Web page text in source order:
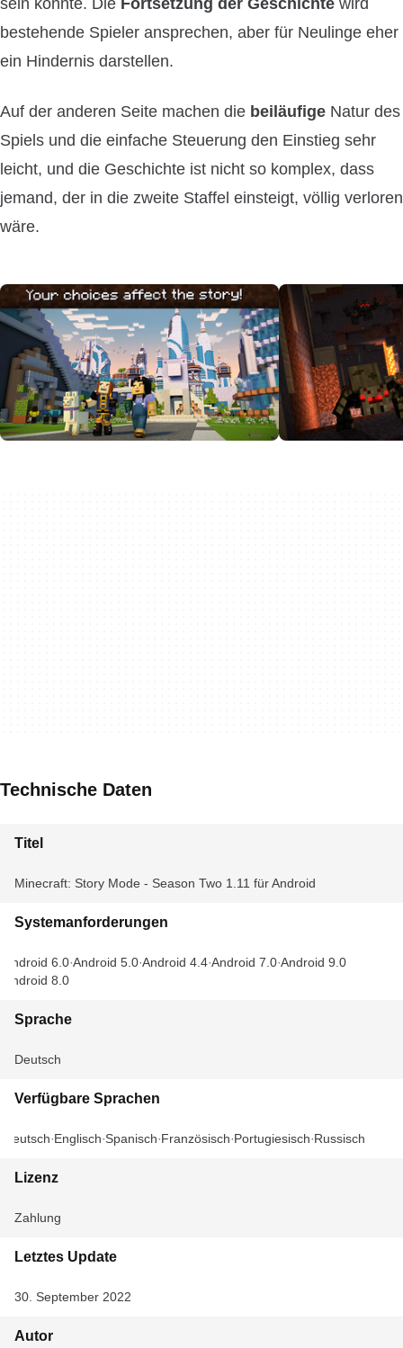
sein könnte. Die Fortsetzung der Geschichte wird
bestehende Spieler ansprechen, aber für Neulinge eher
ein Hindernis darstellen.
Auf der anderen Seite machen die beiläufige Natur des
Spiels und die einfache Steuerung den Einstieg sehr
leicht, und die Geschichte ist nicht so komplex, dass
jemand, der in die zweite Staffel einsteigt, völlig verloren
wäre.
Technische Daten
Titel
Minecraft: Story Mode - Season Two 1.11 für Android
Systemanforderungen
Android 6.0 Android 5.0 Android 4.4 Android 7.0 Android 9.0
Android 8.0
Sprache
Deutsch
Verfügbare Sprachen
Deutsch Englisch Spanisch Französisch Portugiesisch Russisch
Lizenz
Zahlung
Letztes Update
30. September 2022
Autor